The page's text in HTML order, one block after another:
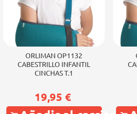
ORLIMAN OP1132
CABESTRILLO INFANTIL
CINCHAS T.1
19,95 €